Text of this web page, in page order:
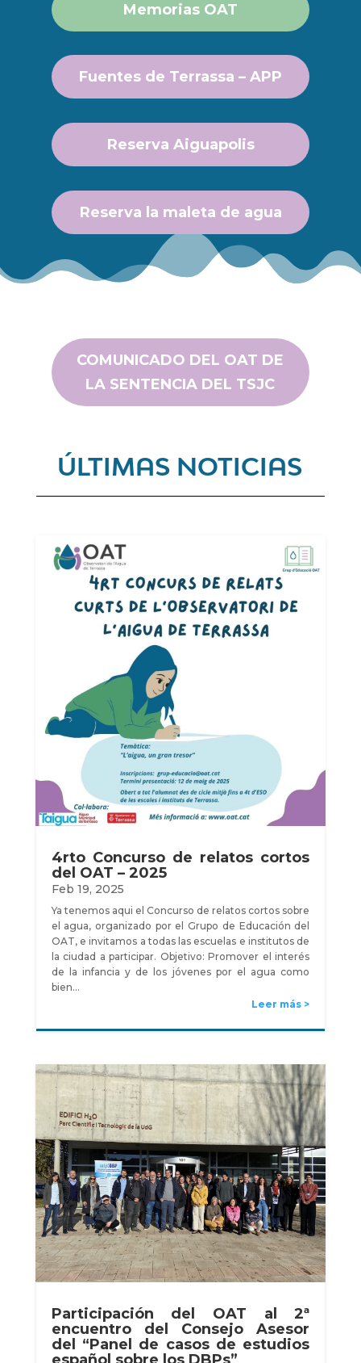
Memorias OAT
Fuentes de Terrassa – APP
Reserva Aiguapolis
Reserva la maleta de agua
COMUNICADO DEL OAT DE
LA SENTENCIA DEL TSJC
ÚLTIMAS NOTICIAS
4rto Concurso de relatos cortos
del OAT – 2025
Feb 19, 2025
Ya tenemos aqui el Concurso de relatos cortos sobre
el agua, organizado por el Grupo de Educación del
OAT, e invitamos a todas las escuelas e institutos de
la ciudad a participar. Objetivo: Promover el interés
de la infancia y de los jóvenes por el agua como
bien…
Leer más
Participación del OAT al 2ª
encuentro del Consejo Asesor
del “Panel de casos de estudios